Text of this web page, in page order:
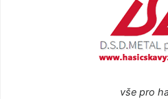
vše pro